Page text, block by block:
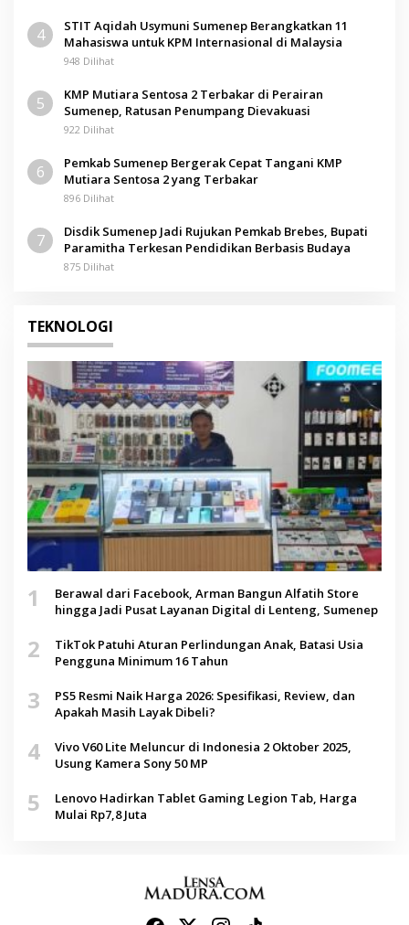
4
STIT Aqidah Usymuni Sumenep Berangkatkan 11
Mahasiswa untuk KPM Internasional di Malaysia
948 Dilihat
5
KMP Mutiara Sentosa 2 Terbakar di Perairan
Sumenep, Ratusan Penumpang Dievakuasi
922 Dilihat
6
Pemkab Sumenep Bergerak Cepat Tangani KMP
Mutiara Sentosa 2 yang Terbakar
896 Dilihat
7
Disdik Sumenep Jadi Rujukan Pemkab Brebes, Bupati
Paramitha Terkesan Pendidikan Berbasis Budaya
875 Dilihat
TEKNOLOGI
1
Berawal dari Facebook, Arman Bangun Alfatih Store
hingga Jadi Pusat Layanan Digital di Lenteng, Sumenep
2
TikTok Patuhi Aturan Perlindungan Anak, Batasi Usia
Pengguna Minimum 16 Tahun
3
PS5 Resmi Naik Harga 2026: Spesifikasi, Review, dan
Apakah Masih Layak Dibeli?
4
Vivo V60 Lite Meluncur di Indonesia 2 Oktober 2025,
Usung Kamera Sony 50 MP
5
Lenovo Hadirkan Tablet Gaming Legion Tab, Harga
Mulai Rp7,8 Juta